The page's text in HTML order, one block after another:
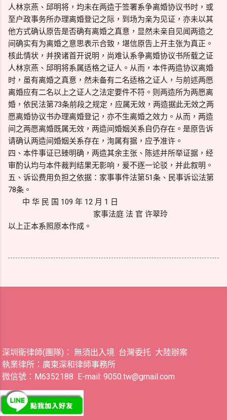
人林京燕、邱明将，均未在两造于签署系争离婚协议书时，或
至户政事务所办理离婚登记之际，到场为亲为见证，亦未以其
他方式确认原告是否确有离婚之真意，显然未亲自见闻两造之
间确实有为离婚之意思表示合致，堪信原告上开主张为真正。
核此情状，并揆诸首开说明，尚难认系争离婚协议书所载之证
人林京燕、邱明将系属适格之证人。从而，本件两造协议离婚
时，虽有离婚之真意，然未备有二名适格之证人，与前述两愿
离婚应有二名以上之证人之法定要件不符。则两造所为两愿离
婚，依民法第73条前段之规定，应属无效，两造据此无效之两
愿离婚协议书办理离婚登记，亦不生离婚之效力。从而，两造
间之两愿离婚既属无效，两造间婚姻关系自仍存在。是原告诉
请确认两造间婚姻关系存在，洵属有据，应予准许。
四、本件事证已臻明确，两造其余主张、陈述并所举证据，经
审酌认均与本件裁判结果无影响，爰不逐一论驳，并此叙明。
五、诉讼费用负担之依据：家事事件法第51条、民事诉讼法第
78条。
中 华 民 国 109 年 12 月 1 日
家事法庭 法 官 许翠玲
以上正本系照原本作成。
深圳衛律師(團隊)： 無須出入境 台灣委托 大陸辦案
執業律所：廣東深和律師事務所
微信號：M6352188 E-mail: 9050.tw@gmail.com